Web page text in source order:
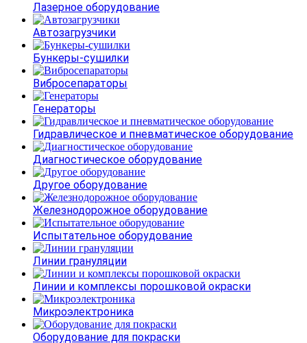
Лазерное оборудование
Автозагрузчики
Бункеры-сушилки
Вибросепараторы
Генераторы
Гидравлическое и пневматическое оборудование
Диагностическое оборудование
Другое оборудование
Железнодорожное оборудование
Испытательное оборудование
Линии грануляции
Линии и комплексы порошковой окраски
Микроэлектроника
Оборудование для покраски